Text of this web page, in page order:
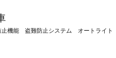
止機能 盗難防止システム オートライ